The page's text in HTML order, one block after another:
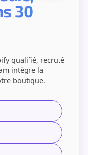
30
qualifié, recruté
intègre la
boutique.